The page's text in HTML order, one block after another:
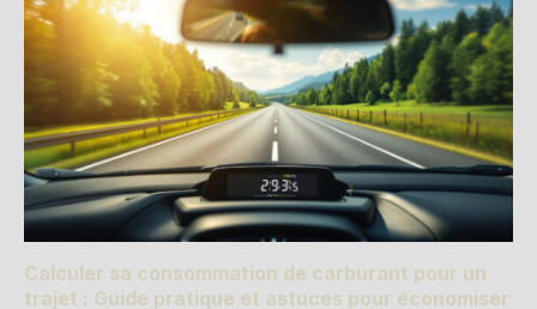
Calculer sa consommation de carburant pour un
trajet : Guide pratique et astuces pour économiser